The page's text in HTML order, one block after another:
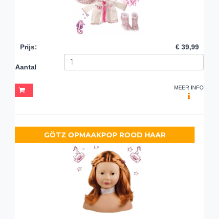
Prijs: € 39,99
Aantal
MEER INFO
GÖTZ OPMAAKPOP ROOD HAAR